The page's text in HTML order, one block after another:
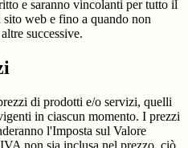
e saranno vincolanti per tutto il
web e fino a quando non
successive.
di prodotti e/o servizi, quelli
in ciascun momento. I prezzi
l'Imposta sul Valore
non sia inclusa nel prezzo, ciò